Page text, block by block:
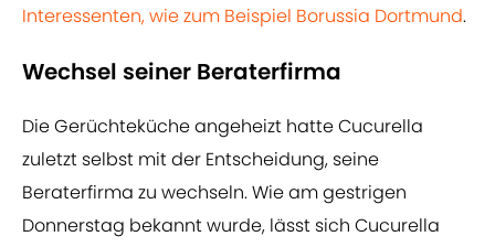
Interessenten, wie zum Beispiel Borussia Dortmund.
Wechsel seiner Beraterfirma
Die Gerüchteküche angeheizt hatte Cucurella
zuletzt selbst mit der Entscheidung, seine
Beraterfirma zu wechseln. Wie am gestrigen
Donnerstag bekannt wurde, lässt sich Cucurella